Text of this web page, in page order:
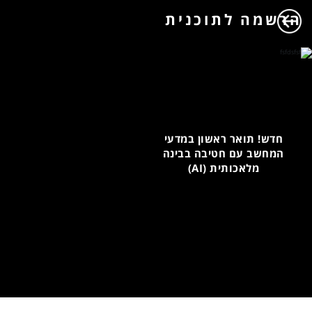
הרשמה לתוכנית
חדש! תואר ראשון במדעי
המחשב עם חטיבה בבינה
מלאכותית (AI)